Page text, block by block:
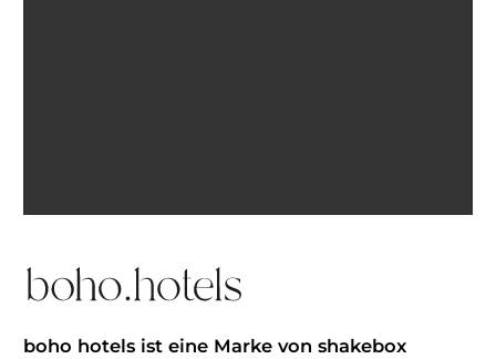
boho hotels ist eine Marke von shakebox